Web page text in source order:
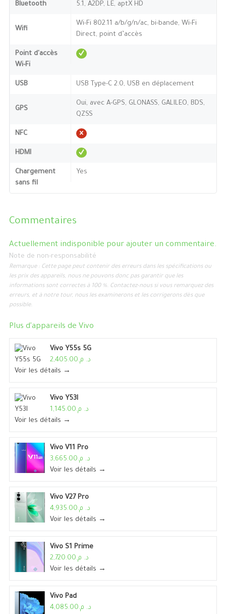
Bluetooth 5.1, A2DP, LE, aptX HD
Wifi
Wi-Fi 802.11 a/b/g/n/ac, bi-bande, Wi-Fi
Direct, point d’accès
Point d'accès
Wi-Fi
USB USB Type-C 2.0, USB en déplacement
GPS
Oui, avec A-GPS, GLONASS, GALILEO, BDS,
QZSS
NFC
HDMI
Chargement
sans fil
Yes
Commentaires
Actuellement indisponible pour ajouter un commentaire.
Note de non-responsabilité
Remarque : Cette page peut contenir des erreurs dans les spécifications ou
les prix des appareils, nous ne pouvons donc pas garantir que les
informations sont correctes à 100 %. Contactez-nous si vous remarquez des
erreurs, et à notre tour, nous les examinerons et les corrigerons dès que
possible.
Plus d'appareils de Vivo
Vivo Y55s 5G
د. م.2,405.00
Voir les détails →
Vivo Y53I
د. م.1,145.00
Voir les détails →
Vivo V11 Pro
د. م.3,665.00
Voir les détails →
Vivo V27 Pro
د. م.4,935.00
Voir les détails →
Vivo S1 Prime
د. م.2,720.00
Voir les détails →
Vivo Pad
د. م.4,085.00